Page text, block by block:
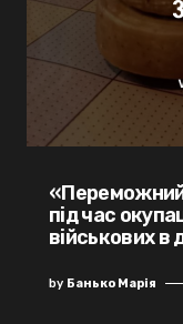
під час
військових в
by Банько Марія